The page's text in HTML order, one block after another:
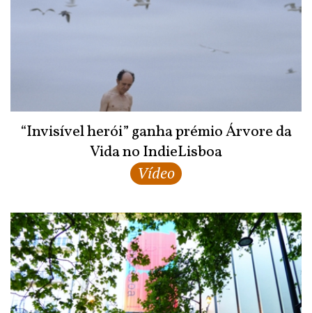
“Invisível herói” ganha prémio Árvore da
Vida no IndieLisboa
Vídeo